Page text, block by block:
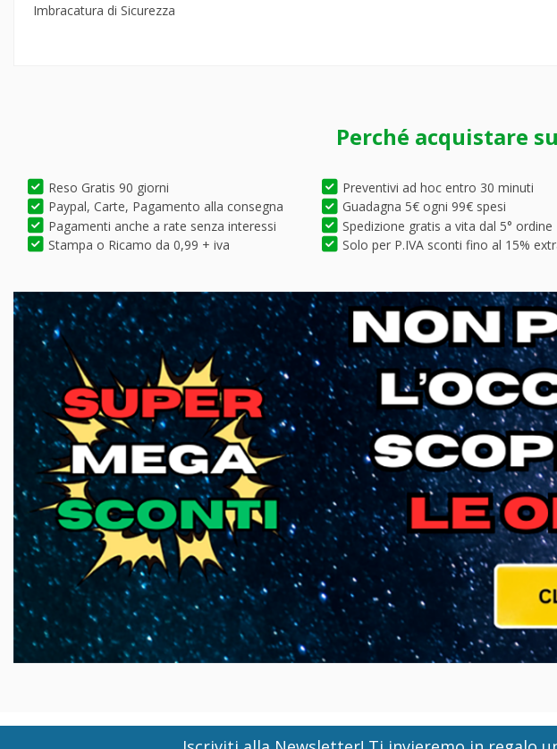
Imbracatura di Sicurezza
Perché acquistare
Reso Gratis 90 giorni
Paypal, Carte, Pagamento alla consegna
Pagamenti anche a rate senza interessi
Stampa o Ricamo da 0,99 + iva
Preventivi ad hoc entro 30 minuti
Guadagna 5€ ogni 99€ spesi
Spedizione gratis a vita dal 5° ordine
Solo per P.IVA sconti fino al 15%